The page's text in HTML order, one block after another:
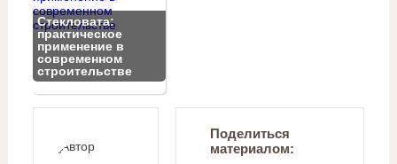
Стекловата:
практическое
применение в
современном
строительстве
Поделиться
материалом: